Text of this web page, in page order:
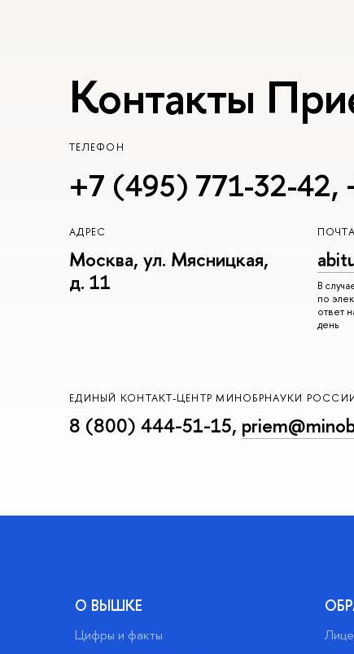
Контакты
ТЕЛЕФОН
+7 (495) 771-32-42,
АДРЕС
Москва, ул. Мясницкая,
д. 11
ПОЧТА
В
по
ответ
день
ЕДИНЫЙ КОНТАКТ-ЦЕНТР МИНОБРНАУКИ
8 (800) 444-51-15,
О ВЫШКЕ
Цифры и факты